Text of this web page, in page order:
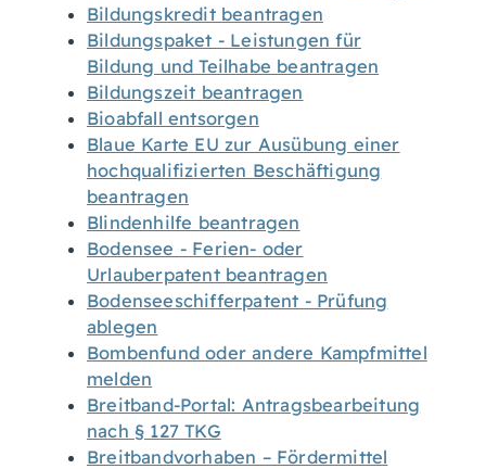
Bildungskredit beantragen
Bildungspaket - Leistungen für
Bildung und Teilhabe beantragen
Bildungszeit beantragen
Bioabfall entsorgen
Blaue Karte EU zur Ausübung einer
hochqualifizierten Beschäftigung
beantragen
Blindenhilfe beantragen
Bodensee - Ferien- oder
Urlauberpatent beantragen
Bodenseeschifferpatent - Prüfung
ablegen
Bombenfund oder andere Kampfmittel
melden
Breitband-Portal: Antragsbearbeitung
nach § 127 TKG
Breitbandvorhaben – Fördermittel